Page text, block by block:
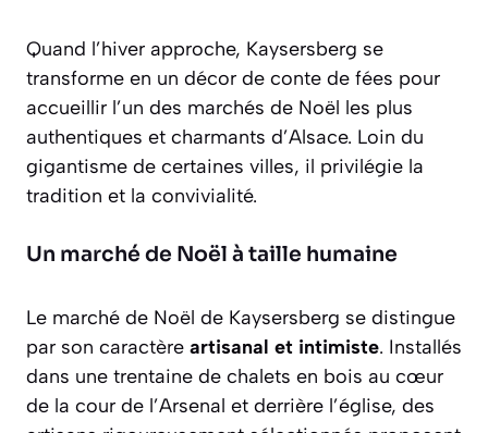
Quand l’hiver approche, Kaysersberg se
transforme en un décor de conte de fées pour
accueillir l’un des marchés de Noël les plus
authentiques et charmants d’Alsace. Loin du
gigantisme de certaines villes, il privilégie la
tradition et la convivialité.
Un marché de Noël à taille humaine
Le marché de Noël de Kaysersberg se distingue
par son caractère artisanal et intimiste. Installés
dans une trentaine de chalets en bois au cœur
de la cour de l’Arsenal et derrière l’église, des